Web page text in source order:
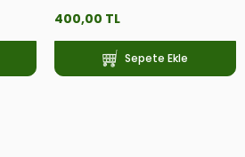
400,00 TL
Sepete Ekle